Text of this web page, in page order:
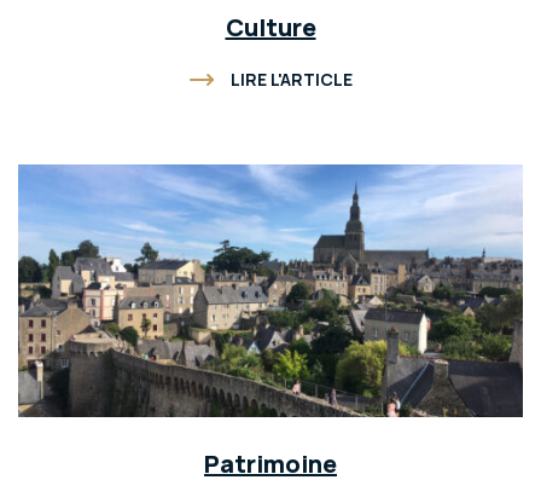
Culture
LIRE L'ARTICLE
Patrimoine